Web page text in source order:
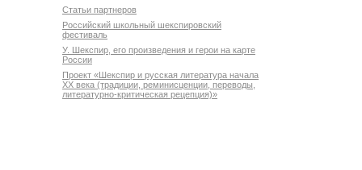
Статьи партнеров
Российский школьный шекспировский
фестиваль
У. Шекспир, его произведения и герои на карте
России
Проект «Шекспир и русская литература начала
XX века (традиции, реминисценции, переводы,
литературно-критическая рецепция)»